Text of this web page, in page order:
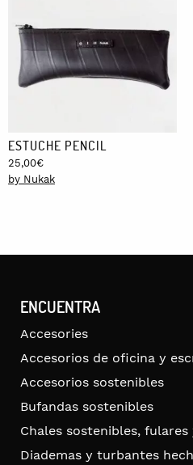
ESTUCHE PENCIL
25,00€
by Nukak
ENCUENTRA
Accesories
Accesorios de oficina y
Accesorios sostenibles
Bufandas sostenibles
Chales sostenibles,
Diademas y turbantes